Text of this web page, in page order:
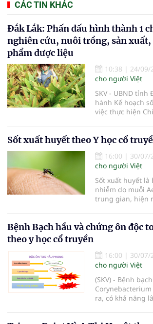
CÁC TIN KHÁC
Đắk Lắk: Phấn đấu hình thành 1
nghiên cứu, nuôi trồng, sản
phẩm dược liệu
10:38 | 24/09/
cho người Việt
SKV - UBND tỉnh
hành Kế hoạch
việc thực hiện
năm 2045 tỉnh
Sốt xuất huyết theo Y học cổ
16:00 | 30/07/
cho người Việt
Sốt xuất huyết là
nhiễm do muỗi
trung gian, hiện
đặc trưng của
nặng. Thông
báo nguy hiểm là
trí kịp thời tránh
không tốt. Do
phòng và thuốc
trị triệu chứng và
Bệnh Bạch hầu và chứng ôn độc
theo y học cổ truyền
16:00 | 30/07/
cho người Việt
(SKV) - Bệnh
ra, có khả năng